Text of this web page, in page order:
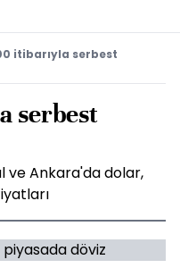
itibarıyla serbest
serbest
ve Ankara'da dolar,